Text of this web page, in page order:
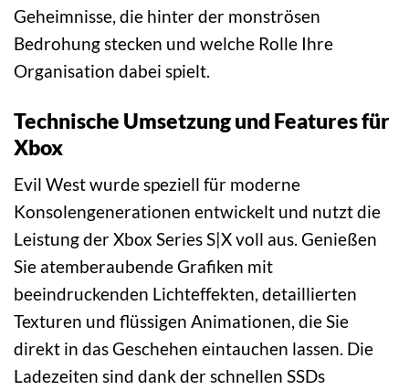
Geheimnisse, die hinter der monströsen
Bedrohung stecken und welche Rolle Ihre
Organisation dabei spielt.
Technische Umsetzung und Features für
Xbox
Evil West wurde speziell für moderne
Konsolengenerationen entwickelt und nutzt die
Leistung der Xbox Series S|X voll aus. Genießen
Sie atemberaubende Grafiken mit
beeindruckenden Lichteffekten, detaillierten
Texturen und flüssigen Animationen, die Sie
direkt in das Geschehen eintauchen lassen. Die
Ladezeiten sind dank der schnellen SSDs